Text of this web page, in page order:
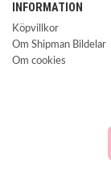
INFORMATION
Köpvillkor
Om Shipman Bildelar
Om cookies